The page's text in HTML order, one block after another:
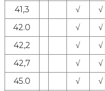
41,3
√ √
42.0
√ √
42,2
√ √
42,7
√ √
45.0
√ √